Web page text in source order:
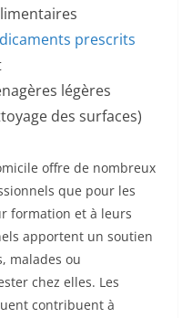
prescrits
légères
des surfaces)
offre de nombreux
que pour les
formation et à leurs
apportent un soutien
malades ou
chez elles. Les
contribuent à